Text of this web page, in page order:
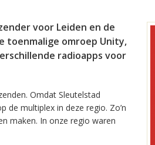
voor Leiden en de
toenmalige omroep Unity,
radioapps voor
Omdat Sleutelstad
multiplex in deze regio. Zo’n
maken. In onze regio waren